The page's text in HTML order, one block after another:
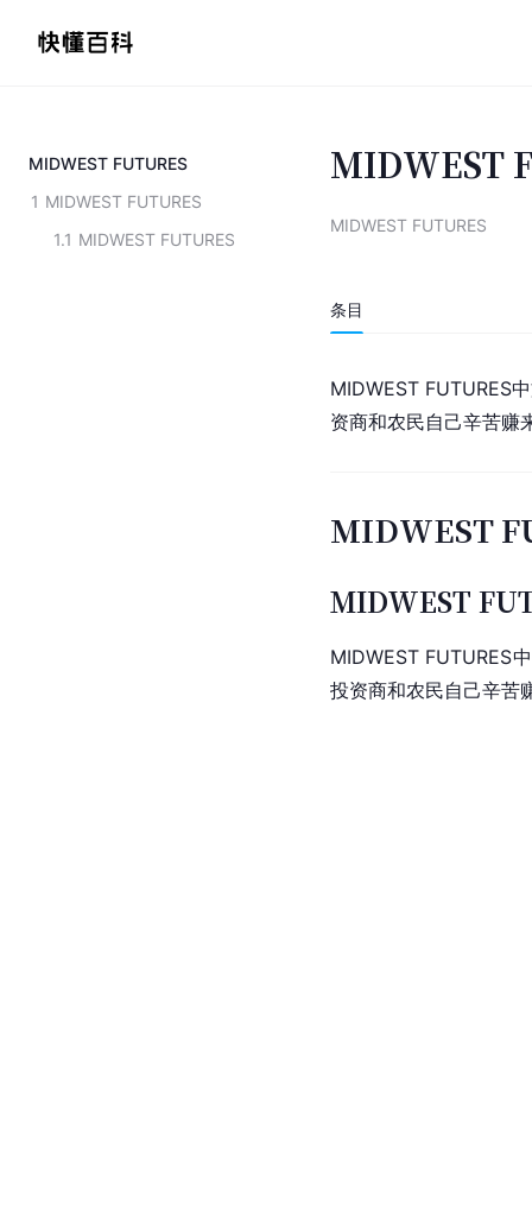
MIDWEST FUTURES
1 MIDWEST FUTURES
1.1 MIDWEST FUTURES
MIDWEST
MIDWEST FUTURES
条目
MIDWEST FUTURES
资商和农民自己辛苦赚
MIDWEST
MIDWEST
MIDWEST FUTURES
投资商和农民自己辛苦